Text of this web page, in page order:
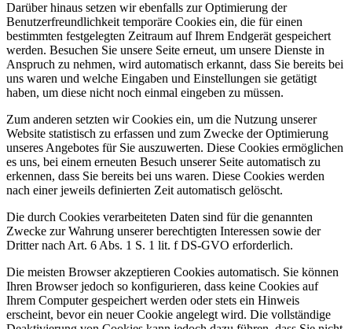
Darüber hinaus setzen wir ebenfalls zur Optimierung der
Benutzerfreundlichkeit temporäre Cookies ein, die für einen
bestimmten festgelegten Zeitraum auf Ihrem Endgerät gespeichert
werden. Besuchen Sie unsere Seite erneut, um unsere Dienste in
Anspruch zu nehmen, wird automatisch erkannt, dass Sie bereits bei
uns waren und welche Eingaben und Einstellungen sie getätigt
haben, um diese nicht noch einmal eingeben zu müssen.
Zum anderen setzten wir Cookies ein, um die Nutzung unserer
Website statistisch zu erfassen und zum Zwecke der Optimierung
unseres Angebotes für Sie auszuwerten. Diese Cookies ermöglichen
es uns, bei einem erneuten Besuch unserer Seite automatisch zu
erkennen, dass Sie bereits bei uns waren. Diese Cookies werden
nach einer jeweils definierten Zeit automatisch gelöscht.
Die durch Cookies verarbeiteten Daten sind für die genannten
Zwecke zur Wahrung unserer berechtigten Interessen sowie der
Dritter nach Art. 6 Abs. 1 S. 1 lit. f DS-GVO erforderlich.
Die meisten Browser akzeptieren Cookies automatisch. Sie können
Ihren Browser jedoch so konfigurieren, dass keine Cookies auf
Ihrem Computer gespeichert werden oder stets ein Hinweis
erscheint, bevor ein neuer Cookie angelegt wird. Die vollständige